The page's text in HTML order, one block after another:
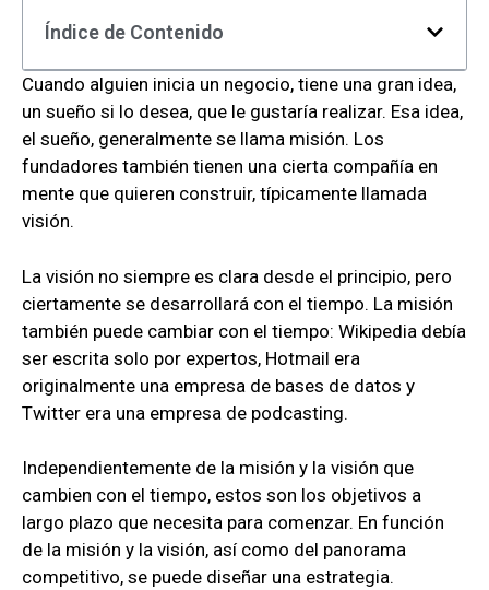
Índice de Contenido
Cuando alguien inicia un negocio, tiene una gran idea,
un sueño si lo desea, que le gustaría realizar. Esa idea,
el sueño, generalmente se llama misión. Los
fundadores también tienen una cierta compañía en
mente que quieren construir, típicamente llamada
visión.
La visión no siempre es clara desde el principio, pero
ciertamente se desarrollará con el tiempo. La misión
también puede cambiar con el tiempo: Wikipedia debía
ser escrita solo por expertos, Hotmail era
originalmente una empresa de bases de datos y
Twitter era una empresa de podcasting.
Independientemente de la misión y la visión que
cambien con el tiempo, estos son los objetivos a
largo plazo que necesita para comenzar. En función
de la misión y la visión, así como del panorama
competitivo, se puede diseñar una estrategia.